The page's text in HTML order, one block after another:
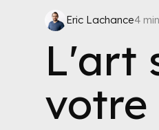
Eric Lachance4
L'art
votre